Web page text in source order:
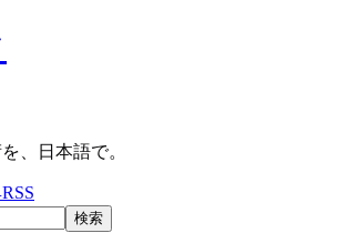
、日本語で。
RSS
検索